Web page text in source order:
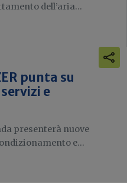
dell’aria...
punta su
e
presenterà nuove
e...